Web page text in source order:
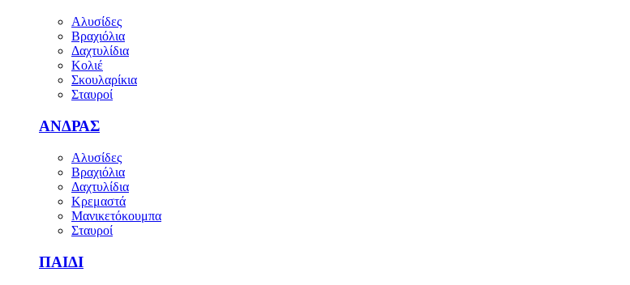
Αλυσίδες
Βραχιόλια
Δαχτυλίδια
Κολιέ
Σκουλαρίκια
Σταυροί
ΑΝΔΡΑΣ
Αλυσίδες
Βραχιόλια
Δαχτυλίδια
Κρεμαστά
Μανικετόκουμπα
Σταυροί
ΠΑΙΔΙ